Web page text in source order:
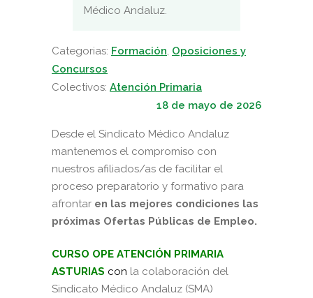
Médico Andaluz.
Categorias: Formación, Oposiciones y
Concursos
Colectivos: Atención Primaria
18 de mayo de 2026
Desde el Sindicato Médico Andaluz
mantenemos el compromiso con
nuestros afiliados/as de facilitar el
proceso preparatorio y formativo para
afrontar en las mejores condiciones las
próximas Ofertas Públicas de Empleo.
CURSO OPE ATENCIÓN PRIMARIA
ASTURIAS con la colaboración del
Sindicato Médico Andaluz (SMA)